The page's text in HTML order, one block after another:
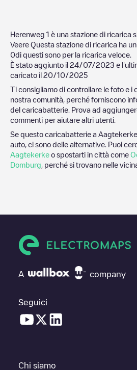
Herenweg 1 è una stazione di ricarica
Veere Questa stazione di ricarica ha
0di questi sono per la ricarica veloce.
È stato aggiunto il 24/07/2023 e
caricato il 20/10/2025
Ti consigliamo di controllare le foto e i
nostra comunità, perché forniscono
del caricabatterie. Prova ad
commenti per aiutare altri utenti.
Se questo caricabatterie a Aagtekerke
auto, ci sono delle alternative. Puoi
Aagtekerke o spostarti in città come
Domburg , perché si trovano nelle
A company
Seguici
Chi siamo